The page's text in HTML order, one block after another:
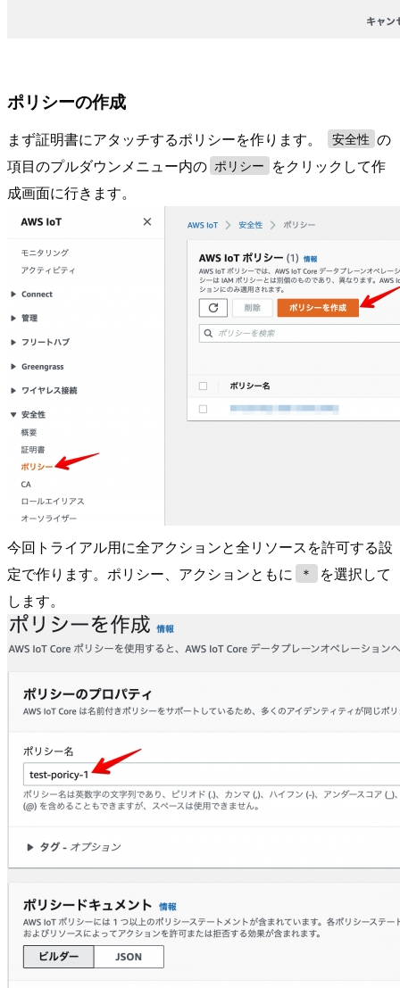
ポリシーの作成
まず証明書にアタッチするポリシーを作ります。 安全性 の
項目のプルダウンメニュー内の ポリシー
をクリックして作
成画面に行きます。
今回トライアル用に全アクションと全リソースを許可する設
定で作ります。ポリシー、アクションともに
＊
を選択して
します。